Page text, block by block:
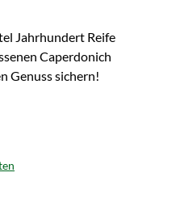
Jahrhundert Reife
Caperdonich
Genuss sichern!